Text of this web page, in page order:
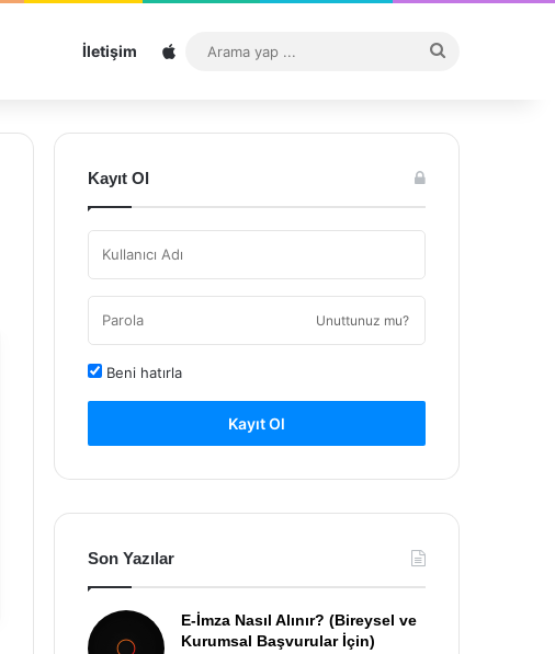
İletişim Sitemap
...
Kayıt Ol
Unuttunuz mu?
Beni hatırla
Kayıt Ol
Son Yazılar
E-İmza Nasıl Alınır? (Bireysel ve
Kurumsal Başvurular İçin)